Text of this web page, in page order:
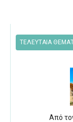
ΤΕΛΕΥΤΑΙΑ
Από